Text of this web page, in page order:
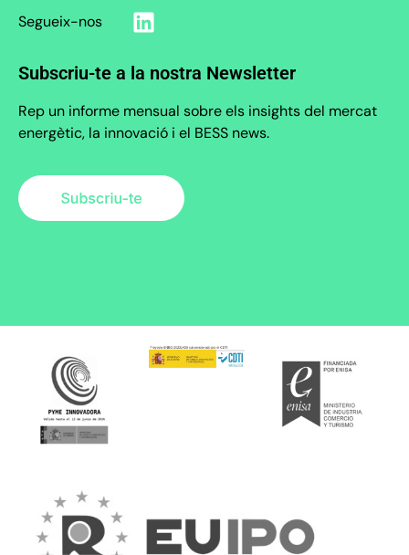
Segueix-nos
Subscriu-te a la nostra Newsletter
Rep un informe mensual sobre els insights del mercat
energètic, la innovació i el BESS news.